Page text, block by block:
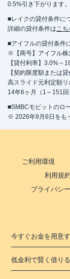
0.5%引き下がります
■レイクの貸付条件に
詳細の貸付条件はこち
■アイフルの貸付条件
※【商号】アイフル株
【貸付利率】3.0%～
【契約限度額または
高スライド元利定額
14年6ヶ月（1～151
■SMBCモビットのロ
※ 2026年9月6日をも
ご利用環境
利用規約
プライバシ
今すぐお金を用意
低金利で賢く借りる